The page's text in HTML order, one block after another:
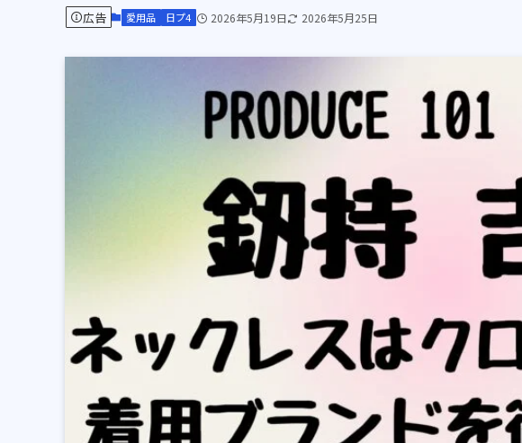
広告 愛用品 日プ4 2026年5月19日 2026年5月25日